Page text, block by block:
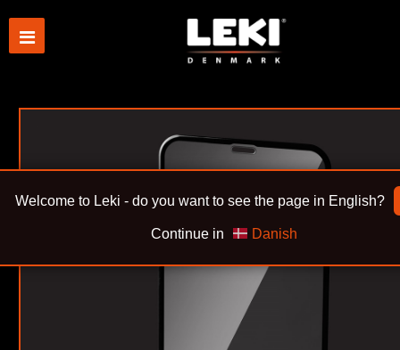
Welcome to Leki - do you want to see the page in English?
Continue in Danish